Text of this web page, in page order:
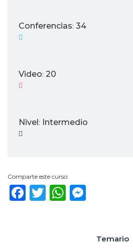
Conferencias: 34
Video: 20
Nivel: Intermedio
Comparte este curso:
Facebook
TwitterWhatsApp
Temario